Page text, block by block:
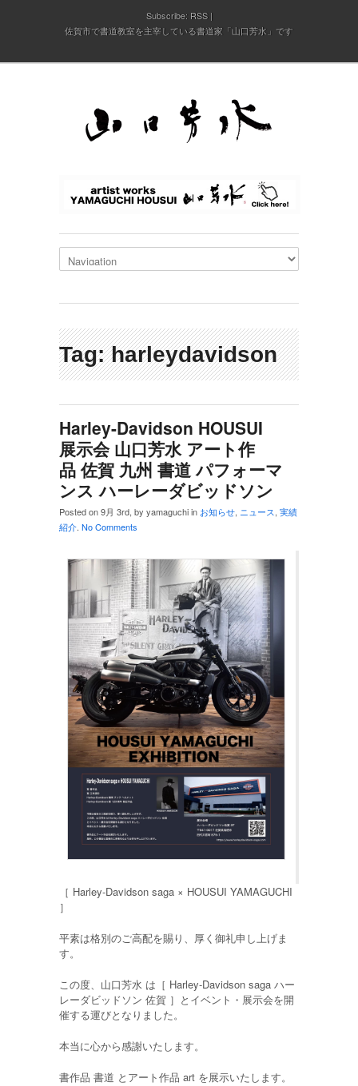
Subscribe: RSS
佐賀市で書道教室を主宰している書道家「山口芳水」です
Tag: harleydavidson
Harley-Davidson HOUSUI
展示会 山口芳水 アート作
品 佐賀 九州 書道 パフォーマ
ンス ハーレーダビッドソン
Posted on 9月 3rd, by yamaguchi in お知らせ, ニュース, 実績
紹介. No Comments
［ Harley-Davidson saga × HOUSUI YAMAGUCHI
］
平素は格別のご高配を賜り、厚く御礼申し上げま
す。
この度、山口芳水 は［ Harley-Davidson saga ハー
レーダビッドソン 佐賀 ］とイベント・展示会を開
催する運びとなりました。
本当に心から感謝いたします。
書作品 書道 とアート作品 art を展示いたします。